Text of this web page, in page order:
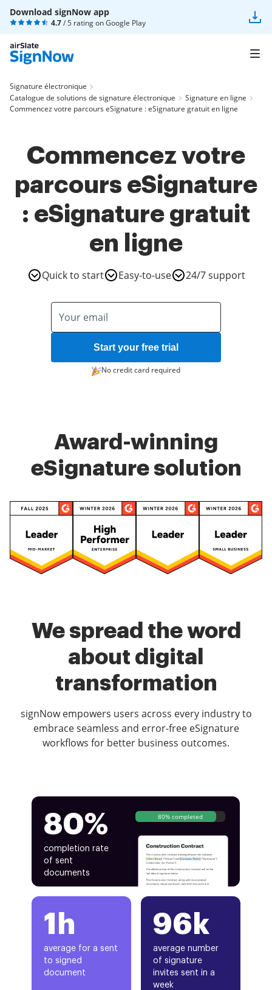
Download signNow app
4.7/ 5 rating onGoogle Play
Signature électronique
Catalogue de solutions de signature électronique
Signature en ligne
Commencez votre parcours eSignature : eSignature gratuit en ligne
Commencez votre
parcours eSignature
: eSignature gratuit
en ligne
Quick to start Easy-to-use 24/7 support
Start your free trial
No credit card required
Award-winning
eSignature solution
We spread the word
about digital
transformation
signNow empowers users across every industry to
embrace seamless and error-free eSignature
workflows for better business outcomes.
80%
completion rate
of sent
documents
80% completed
1h
average for a sent
to signed
document
96k
average number
of signature
invites sent in a
week